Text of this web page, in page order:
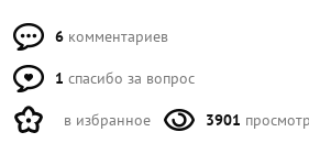
6 комментариев
1 спасибо за вопрос
в избранное 3901 просмотр